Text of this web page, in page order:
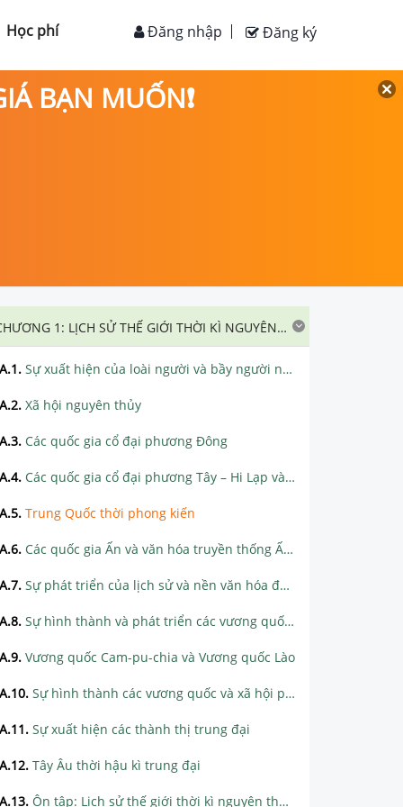
Học phí Đăng ký
Đăng nhập
BẠN MUỐN❗
CHƯƠNG 1: LỊCH SỬ THẾ GIỚI THỜI KÌ NGUYÊN THỦY, CỔ ĐẠI VÀ TRUNG ĐẠI
A.1. Sự xuất hiện của loài người và bầy người nguyên thủy
A.2. Xã hội nguyên thủy
A.3. Các quốc gia cổ đại phương Đông
A.4. Các quốc gia cổ đại phương Tây – Hi Lạp và Rôma
A.5. Trung Quốc thời phong kiến
A.6. Các quốc gia Ấn và văn hóa truyền thống Ấn Độ
A.7. Sự phát triển của lịch sử và nền văn hóa đa dạng của Ấn Độ
A.8. Sự hình thành và phát triển các vương quốc chính ở Đông Nam Á
A.9. Vương quốc Cam-pu-chia và Vương quốc Lào
A.10. Sự hình thành các vương quốc và xã hội phong kiến Tây Âu
A.11. Sự xuất hiện các thành thị trung đại
A.12. Tây Âu thời hậu kì trung đại
A.13. Ôn tập: Lịch sử thế giới thời kì nguyên thủy, cổ đại và trung đại